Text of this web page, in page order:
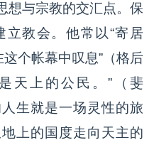
想与宗教的交汇点。保
教会。他常以“寄居
个帐幕中叹息”（格后
天上的公民。”（斐
生就是一场灵性的旅
上的国度走向天主的